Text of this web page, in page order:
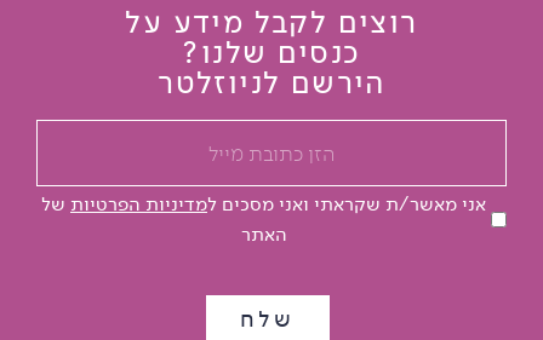
רוצים לקבל מידע על
כנסים שלנו?
הירשם לניוזלטר
אני מאשר/ת שקראתי ואני מסכים למדיניות הפרטיות של
האתר